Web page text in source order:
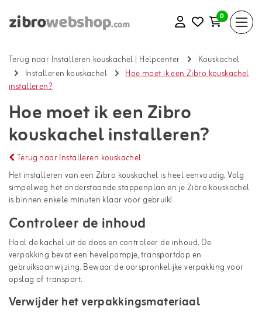
0
Terug naar Installeren kouskachel | Helpcenter
Kouskachel
Installeren kouskachel
Hoe moet ik een Zibro kouskachel
installeren?
Hoe moet ik een Zibro
kouskachel installeren?
Terug naar Installeren kouskachel
Het installeren van een Zibro kouskachel is heel eenvoudig. Volg
simpelweg het onderstaande stappenplan en je Zibro kouskachel
is binnen enkele minuten klaar voor gebruik!
Controleer de inhoud
Haal de kachel uit de doos en controleer de inhoud. De
verpakking bevat een hevelpompje, transportdop en
gebruiksaanwijzing. Bewaar de oorspronkelijke verpakking voor
opslag of transport.
Verwijder het verpakkingsmateriaal